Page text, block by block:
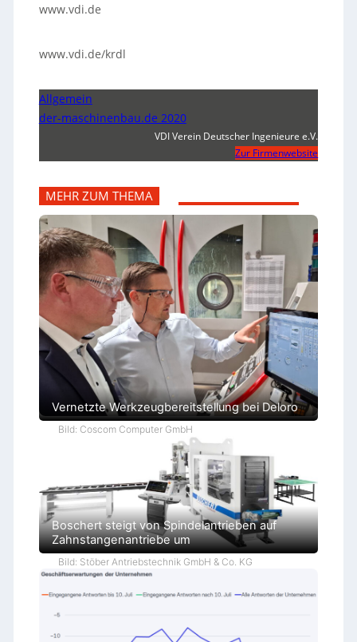
www.vdi.de
www.vdi.de/krdl
Allgemein
der-maschinenbau.de 2020
VDI Verein Deutscher Ingenieure e.V.
Zur Firmenwebsite
MEHR ZUM THEMA
Vernetzte Werkzeugbereitstellung bei Deloro
Bild: Coscom Computer GmbH
Boschert steigt von Spindelantrieben auf
Zahnstangenantriebe um
Bild: Stöber Antriebstechnik GmbH & Co. KG